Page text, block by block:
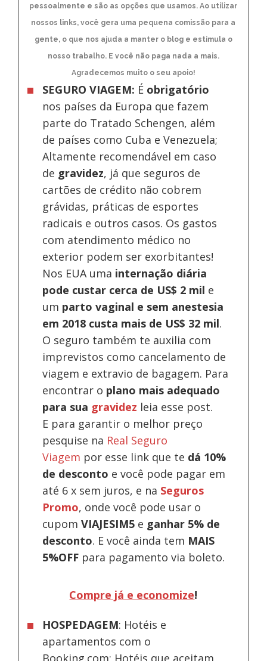
pessoalmente e são as opções que usamos. Ao utilizar
nossos links, você gera uma pequena comissão para a
gente, o que nos ajuda a manter o blog e estimula o
nosso trabalho. E você não paga nada a mais.
Agradecemos muito o seu apoio!
SEGURO VIAGEM: É obrigatório
nos países da Europa que fazem
parte do Tratado Schengen, além
de países como Cuba e Venezuela;
Altamente recomendável em caso
de gravidez, já que seguros de
cartões de crédito não cobrem
grávidas, práticas de esportes
radicais e outros casos. Os gastos
com atendimento médico no
exterior podem ser exorbitantes!
Nos EUA uma internação diária
pode custar cerca de US$ 2 mil e
um parto vaginal e sem anestesia
em 2018 custa mais de US$ 32 mil.
O seguro também te auxilia com
imprevistos como cancelamento de
viagem e extravio de bagagem. Para
encontrar o plano mais adequado
para sua gravidez leia esse post.
E para garantir o melhor preço
pesquise na Real Seguro
Viagem por esse link que te dá 10%
de desconto e você pode pagar em
até 6 x sem juros, e na Seguros
Promo, onde você pode usar o
cupomVIAJESIM5 e ganhar 5% de
desconto. E você ainda tem MAIS
5%OFF para pagamento via boleto.
Compre já e economize!
HOSPEDAGEM: Hotéis e
apartamentos com o
Booking.com; Hotéis que aceitam